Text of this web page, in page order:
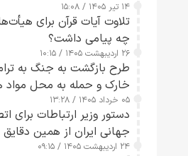
۱۴ تیر ۱۴۰۵ / ۱۵:۰۸
تلاوت آیات قرآن برای
چه پیامی داشت؟
۲۶ اردیبهشت ۱۴۰۵ / ۱۰:۱۵
طرح‌ بازگشت به جنگ به
خارک و حمله به محل
۰۵ خرداد ۱۴۰۵ / ۱۳:۲۸
دستور وزیر ارتباطات برای
جهانی ایران از همین
تا ۲۴ ساعت آینده
۲۴ اردیبهشت ۱۴۰۵ / ۰۹:۱۵